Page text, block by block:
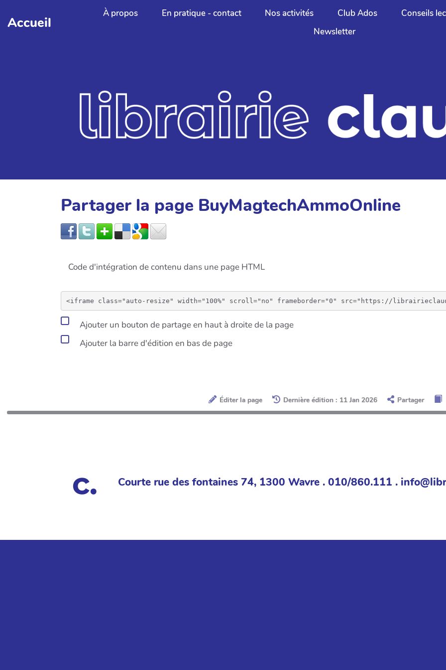
Aller au contenu principal
Accueil
À propos En pratique - contact Nos activités Club Ados
Conseils
Newsletter
Partager la page BuyMagtechAmmoOnline
Code d'intégration de contenu dans une page HTML
Ajouter un bouton de partage en haut à droite de la page
Ajouter la barre d'édition en bas de page
Éditer la page Dernière édition : 11 Jan 2026 Partager
Courte rue des fontaines 74, 1300 Wavre . 010/860.111 .